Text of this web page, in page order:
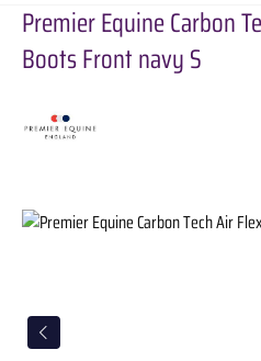
Premier Equine Carbon
Boots Front navy S
Bildergalerie überspringen